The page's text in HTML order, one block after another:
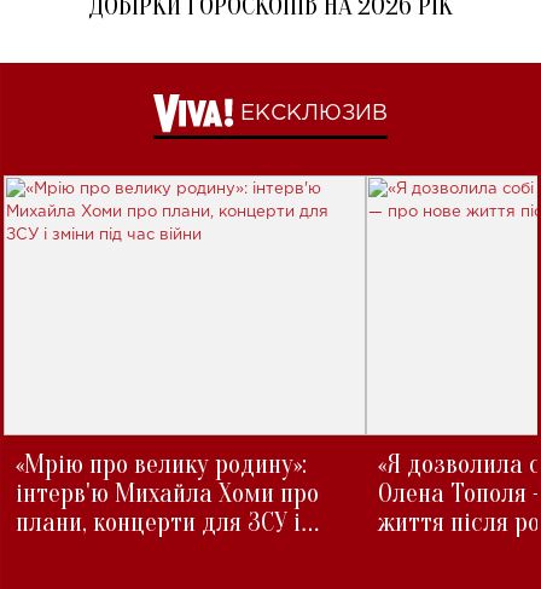
ЕКСКЛЮЗИВ
«Мрію про велику родину»:
інтерв'ю Михайла Хоми про
плани, концерти для ЗСУ і
«Я дозволила
Олена Тополя
життя після